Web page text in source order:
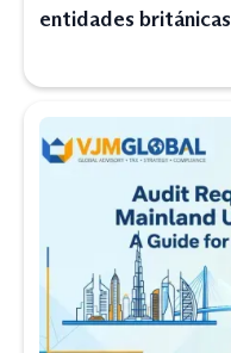
entidades británicas